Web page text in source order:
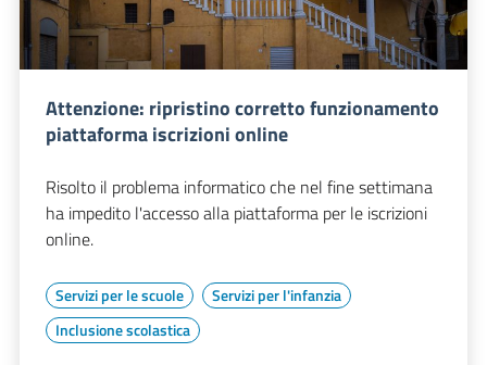
Attenzione: ripristino corretto funzionamento
piattaforma iscrizioni online
Risolto il problema informatico che nel fine settimana
ha impedito l'accesso alla piattaforma per le iscrizioni
online.
Servizi per le scuole
Servizi per l'infanzia
Inclusione scolastica